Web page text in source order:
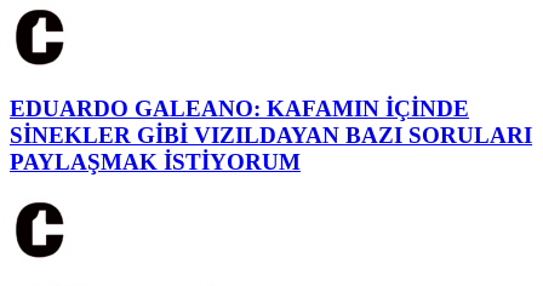
EDUARDO GALEANO: KAFAMIN İÇİNDE
SİNEKLER GİBİ VIZILDAYAN BAZI SORULARI
PAYLAŞMAK İSTİYORUM